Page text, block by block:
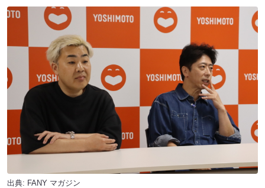
出典: FANY マガジン